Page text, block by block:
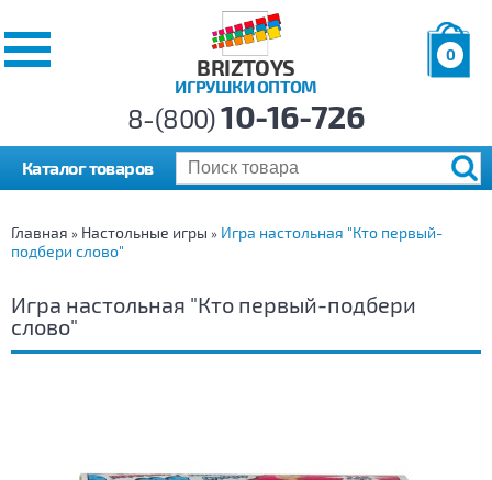
BRIZTOYS
ИГРУШКИ ОПТОМ
0
р.
8-(800)10-16-726
Каталог товаров
Главная » Настольные игры » Игра настольная "Кто первый-
подбери слово"
Игра настольная "Кто первый-подбери
слово"